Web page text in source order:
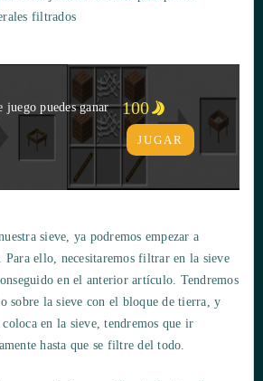
filtrados
juego puedes ganar 100
JUGAR
sieve, ya podremos empezar a
Para ello, necesitaremos filtrar en la sieve
en el anterior artículo. Tendremos
sobre la sieve con el bloque de tierra, y
coloca en la sieve, tendremos que ir
hasta que se filtre del todo.